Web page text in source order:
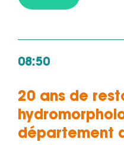
08:50
20 ans de
département